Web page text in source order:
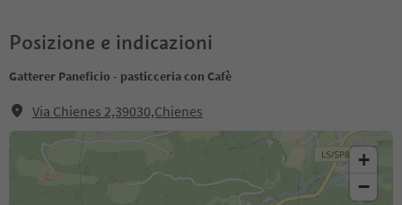
Posizione e indicazioni
Gatterer Paneficio - pasticceria con Cafè
Via Chienes 2,39030,Chienes
+
−